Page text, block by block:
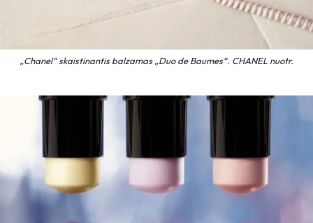
„Chanel“ skaistinantis balzamas „Duo de Baumes“. CHANEL nuotr.